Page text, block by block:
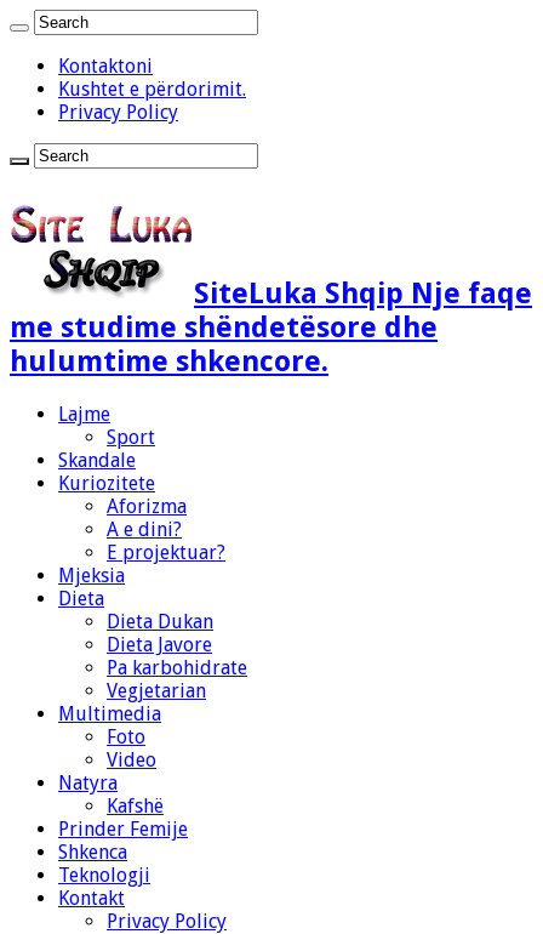
Kontaktoni
Kushtet e përdorimit.
Privacy Policy
SiteLuka Shqip Nje faqe
me studime shëndetësore dhe
hulumtime shkencore.
Lajme
Sport
Skandale
Kuriozitete
Aforizma
A e dini?
E projektuar?
Mjeksia
Dieta
Dieta Dukan
Dieta Javore
Pa karbohidrate
Vegjetarian
Multimedia
Foto
Video
Natyra
Kafshë
Prinder Femije
Shkenca
Teknologji
Kontakt
Privacy Policy